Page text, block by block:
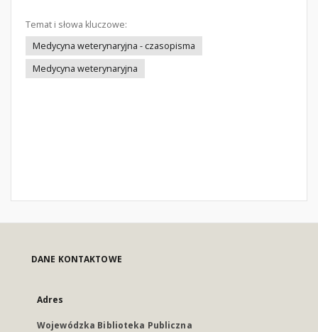
Temat i słowa kluczowe:
Medycyna weterynaryjna - czasopisma
Medycyna weterynaryjna
DANE KONTAKTOWE
Adres
Wojewódzka Biblioteka Publiczna